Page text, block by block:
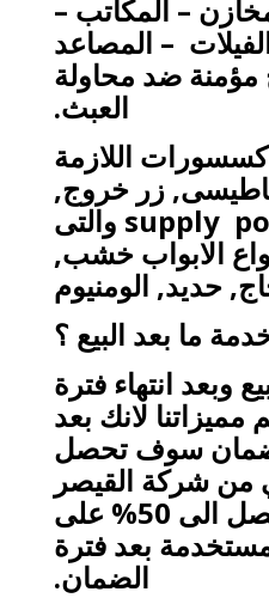
– المكاتب –
– المصاعد
مؤمنة ضد محاولة
العبث.
اللازمة
زر خروج,
supply والتى
الابواب خشب,
حديد, الومنيوم
ما بعد البيع ؟
وبعد انتهاء فترة
لانك بعد
سوف تحصل
شركة القيصر
ومميزاته خصم يصل الى 50% على
بعد فترة
الضمان.